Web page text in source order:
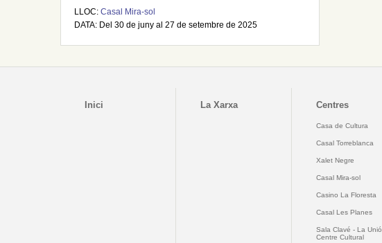
LLOC: Casal Mira-sol
DATA: Del 30 de juny al 27 de setembre de 2025
Inici La Xarxa Centres
Casa de Cultura
Casal Torreblanca
Xalet Negre
Casal Mira-sol
Casino La Floresta
Casal Les Planes
Sala Clavé - La Unió
Centre Cultural